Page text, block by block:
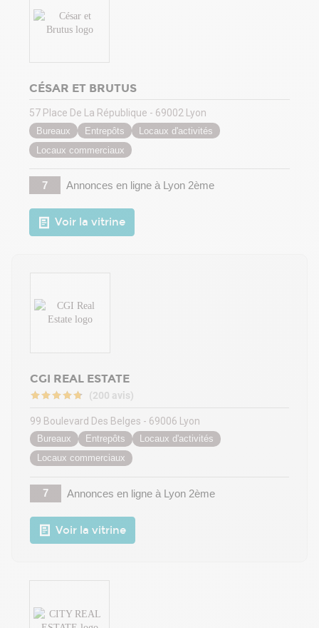
CÉSAR ET BRUTUS
57 Place De La République - 69002 Lyon
Bureaux Entrepôts
Locaux d'activités
Locaux commerciaux
7 Annonces en ligneà Lyon 2ème
Voir la vitrine
CGI REAL ESTATE
(200 avis)
99 Boulevard Des Belges - 69006 Lyon
Bureaux Entrepôts
Locaux d'activités
Locaux commerciaux
7 Annonces en ligneà Lyon 2ème
Voir la vitrine